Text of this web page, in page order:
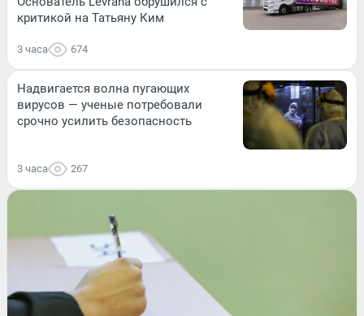
критикой на Татьяну Ким
3 часа 674
Надвигается волна пугающих
вирусов — ученые потребовали
срочно усилить безопасность
3 часа 267